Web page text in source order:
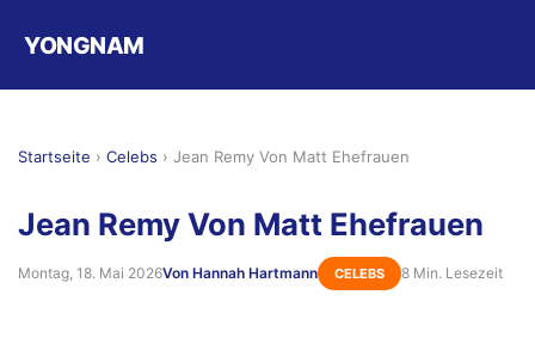
YONGNAM
Startseite › Celebs › Jean Remy Von Matt Ehefrauen
Jean Remy Von Matt Ehefrauen
Montag, 18. Mai 2026Von Hannah Hartmann CELEBS 8 Min. Lesezeit